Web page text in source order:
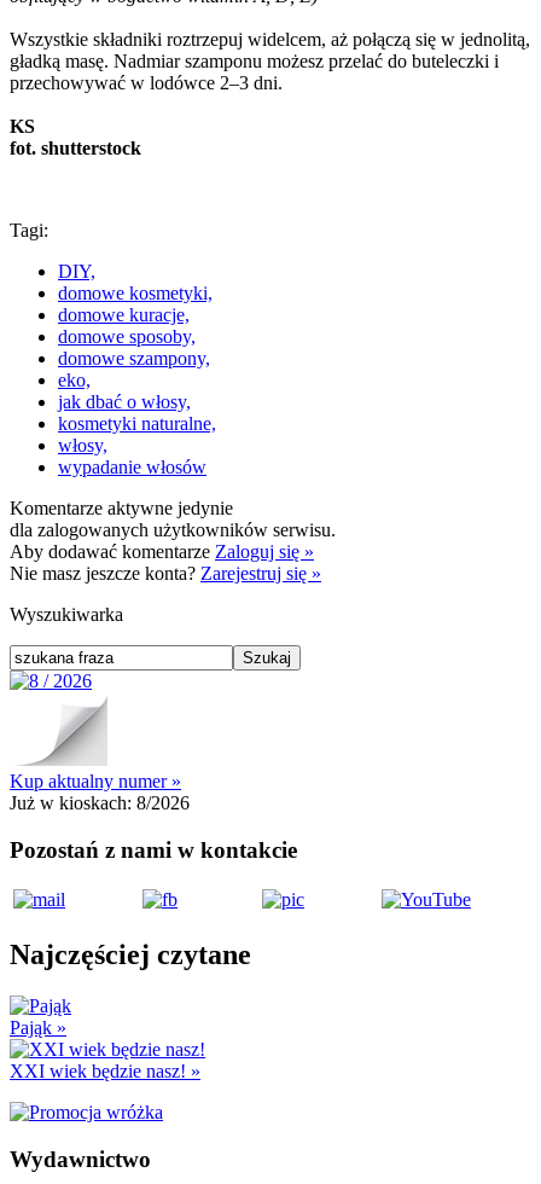
Wszystkie składniki roztrzepuj widelcem, aż połączą się w jednolitą,
gładką masę. Nadmiar szamponu możesz przelać do buteleczki i
przechowywać w lodówce 2–3 dni.
KS
fot. shutterstock
Tagi:
DIY,
domowe kosmetyki,
domowe kuracje,
domowe sposoby,
domowe szampony,
eko,
jak dbać o włosy,
kosmetyki naturalne,
włosy,
wypadanie włosów
Komentarze aktywne jedynie
dla zalogowanych użytkowników serwisu.
Aby dodawać komentarze Zaloguj się »
Nie masz jeszcze konta? Zarejestruj się »
Wyszukiwarka
Kup aktualny numer »
Już w kioskach: 8/2026
Pozostań z nami w kontakcie
Najczęściej czytane
Pająk »
XXI wiek będzie nasz! »
Wydawnictwo